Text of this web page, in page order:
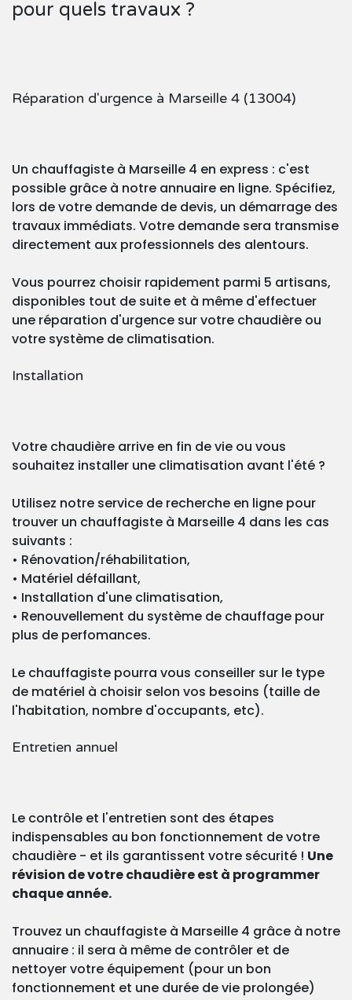
pour quels travaux ?
Réparation d'urgence à Marseille 4 (13004)
Un chauffagiste à Marseille 4 en express : c'est
possible grâce à notre annuaire en ligne. Spécifiez,
lors de votre demande de devis, un démarrage des
travaux immédiats. Votre demande sera transmise
directement aux professionnels des alentours.
Vous pourrez choisir rapidement parmi 5 artisans,
disponibles tout de suite et à même d'effectuer
une réparation d'urgence sur votre chaudière ou
votre système de climatisation.
Installation
Votre chaudière arrive en fin de vie ou vous
souhaitez installer une climatisation avant l'été ?
Utilisez notre service de recherche en ligne pour
trouver un chauffagiste à Marseille 4 dans les cas
suivants :
• Rénovation/réhabilitation,
• Matériel défaillant,
• Installation d'une climatisation,
• Renouvellement du système de chauffage pour
plus de perfomances.
Le chauffagiste pourra vous conseiller sur le type
de matériel à choisir selon vos besoins (taille de
l'habitation, nombre d'occupants, etc).
Entretien annuel
Le contrôle et l'entretien sont des étapes
indispensables au bon fonctionnement de votre
chaudière - et ils garantissent votre sécurité ! Une
révision de votre chaudière est à programmer
chaque année.
Trouvez un chauffagiste à Marseille 4 grâce à notre
annuaire : il sera à même de contrôler et de
nettoyer votre équipement (pour un bon
fonctionnement et une durée de vie prolongée)